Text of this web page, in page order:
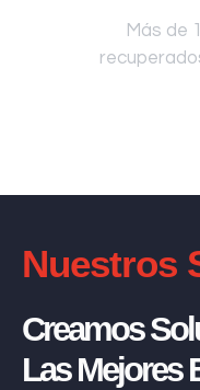
Más de
Nuestros
Creamos
Las Mejores